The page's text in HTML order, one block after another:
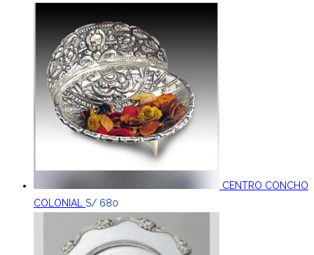
CENTRO CONCHO
COLONIAL
S/ 680